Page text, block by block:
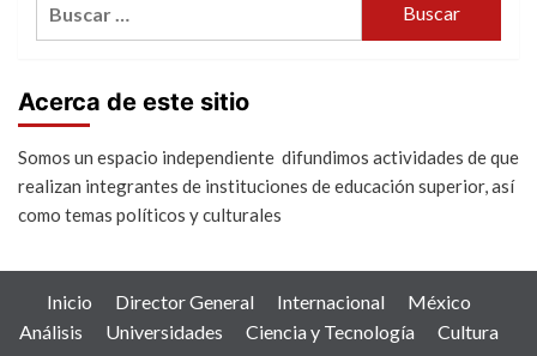
Acerca de este sitio
Somos un espacio independiente difundimos actividades de que
realizan integrantes de instituciones de educación superior, así
como temas políticos y culturales
Inicio Director General Internacional
México
Análisis
Universidades Ciencia y Tecnología
Cultura